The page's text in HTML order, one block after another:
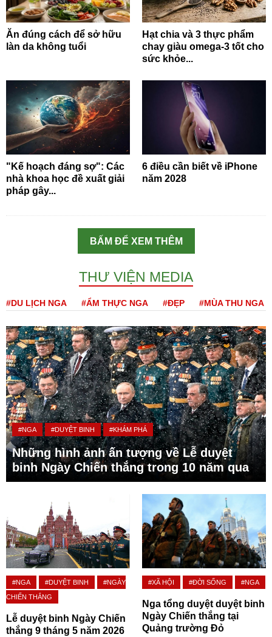
Ăn đúng cách để sở hữu
làn da không tuổi
Hạt chia và 3 thực phẩm
chay giàu omega-3 tốt cho
sức khỏe...
"Kế hoạch đáng sợ": Các
nhà khoa học đề xuất giải
pháp gây...
6 điều cần biết về iPhone
năm 2028
BẤM ĐỂ XEM THÊM
THƯ VIỆN MEDIA
#DU LỊCH NGA #ẨM THỰC NGA #ĐẸP #MÙA THU NGA
#NGA #DUYỆT BINH #KHÁM PHÁ
Những hình ảnh ấn tượng về Lễ duyệt
binh Ngày Chiến thắng trong 10 năm qua
#NGA #DUYỆT BINH
#NGÀY
CHIẾN THẮNG
Lễ duyệt binh Ngày Chiến
thắng 9 tháng 5 năm 2026
#XÃ HỘI #ĐỜI SỐNG #NGA
Nga tổng duyệt duyệt binh
Ngày Chiến thắng tại
Quảng trường Đỏ